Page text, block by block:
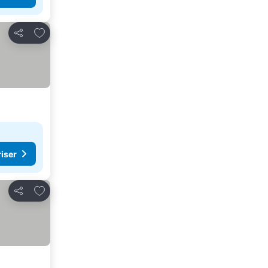
Del
Legg til i favoritter
Del
Legg til i favoritter